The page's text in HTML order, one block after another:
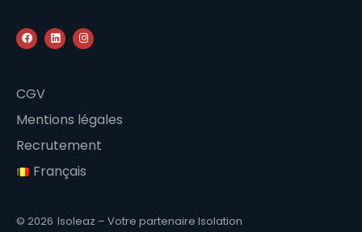
CGV
Mentions légales
Recrutement
Français
© 2026 Isoleaz – Votre partenaire Isolation